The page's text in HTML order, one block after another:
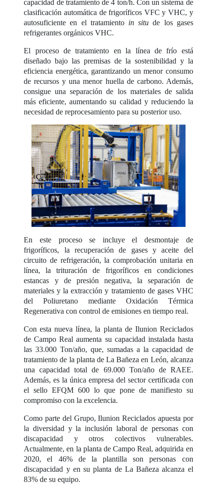
capacidad de tratamiento de 4 ton/h. Con un sistema de
clasificación automática de frigoríficos VFC y VHC, y
autosuficiente en el tratamiento in situ de los gases
refrigerantes orgánicos VHC.
El proceso de tratamiento en la línea de frío está
diseñado bajo las premisas de la sostenibilidad y la
eficiencia energética, garantizando un menor consumo
de recursos y una menor huella de carbono. Además,
consigue una separación de los materiales de salida
más eficiente, aumentando su calidad y reduciendo la
necesidad de reprocesamiento para su posterior uso.
En este proceso se incluye el desmontaje de
frigoríficos, la recuperación de gases y aceite del
circuito de refrigeración, la comprobación unitaria en
línea, la trituración de frigoríficos en condiciones
estancas y de presión negativa, la separación de
materiales y la extracción y tratamiento de gases VHC
del Poliuretano mediante Oxidación Térmica
Regenerativa con control de emisiones en tiempo real.
Con esta nueva línea, la planta de Ilunion Reciclados
de Campo Real aumenta su capacidad instalada hasta
las 33.000 Ton/año, que, sumadas a la capacidad de
tratamiento de la planta de La Bañeza en León, alcanza
una capacidad total de 69.000 Ton/año de RAEE.
Además, es la única empresa del sector certificada con
el sello EFQM 600 lo que pone de manifiesto su
compromiso con la excelencia.
Como parte del Grupo, Ilunion Reciclados apuesta por
la diversidad y la inclusión laboral de personas con
discapacidad y otros colectivos vulnerables.
Actualmente, en la planta de Campo Real, adquirida en
2020, el 46% de la plantilla son personas con
discapacidad y en su planta de La Bañeza alcanza el
83% de su equipo.